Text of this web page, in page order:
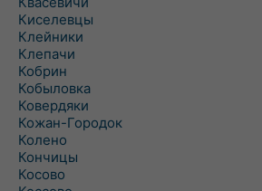
Киселевцы
Клейники
Клепачи
Кобрин
Кобыловка
Ковердяки
Кожан-Городок
Колено
Кончицы
Косово